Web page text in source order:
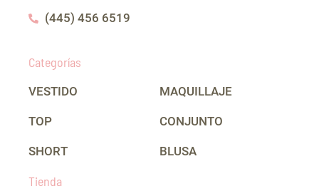
(445) 456 6519
Categorías
VESTIDO
TOP
SHORT
MAQUILLAJE
CONJUNTO
BLUSA
Tienda